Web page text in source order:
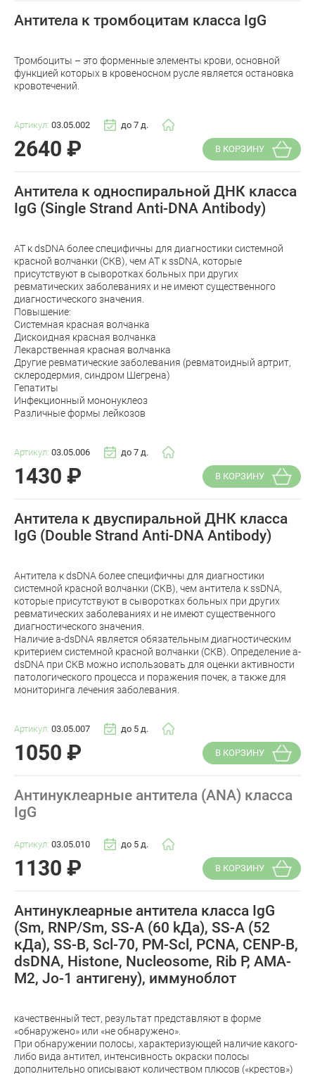
Антитела к тромбоцитам класса IgG
Тромбоциты – это форменные элементы крови, основной
функцией которых в кровеносном русле является остановка
кровотечений.
Артикул: 03.05.002 до 7 д.
2640 ₽ В КОРЗИНУ
Антитела к односпиральной ДНК класса
IgG (Single Strand Anti-DNA Antibody)
АТ к dsDNA более специфичны для диагностики системной
красной волчанки (СКВ), чем АТ к ssDNA, которые
присутствуют в сыворотках больных при других
ревматических заболеваниях и не имеют существенного
диагностического значения.
Повышение:
Системная красная волчанка
Дискоидная красная волчанка
Лекарственная красная волчанка
Другие ревматические заболевания (ревматоидный артрит,
склеродермия, синдром Шегрена)
Гепатиты
Инфекционный мононуклеоз
Различные формы лейкозов
Артикул: 03.05.006 до 7 д.
1430 ₽ В КОРЗИНУ
Антитела к двуспиральной ДНК класса
IgG (Double Strand Anti-DNA Antibody)
Антитела к dsDNA более специфичны для диагностики
системной красной волчанки (СКВ), чем антитела к ssDNA,
которые присутствуют в сыворотках больных при других
ревматических заболеваниях и не имеют существенного
диагностического значения.
Наличие a-dsDNA является обязательным диагностическим
критерием системной красной волчанки (СКВ). Определение a-
dsDNA при СКВ можно использовать для оценки активности
патологического процесса и поражения почек, а также для
мониторинга лечения заболевания.
Артикул: 03.05.007 до 5 д.
1050 ₽ В КОРЗИНУ
Антинуклеарные антитела (ANA) класса
IgG
Артикул: 03.05.010 до 5 д.
1130 ₽ В КОРЗИНУ
Антинуклеарные антитела класса IgG
(Sm, RNP/Sm, SS-A (60 kДа), SS-A (52
кДа), SS-B, Scl-70, PM-Scl, PCNA, CENР-B,
dsDNA, Histone, Nucleosome, Rib P, AMA-
M2, Jo-1 антигену), иммуноблот
качественный тест, результат представляют в форме
«обнаружено» или «не обнаружено».
При обнаружении полосы, характеризующей наличие какого-
либо вида антител, интенсивность окраски полосы
дополнительно описывают количеством плюсов («крестов»)